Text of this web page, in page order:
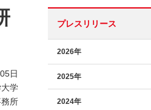
日
学
所
プレスリリース
2026年
2025年
2024年